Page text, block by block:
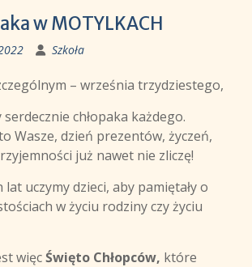
w MOTYLKACH
Szkoła
– września trzydziestego,
chłopaka każdego.
Wasze, dzień prezentów, życzeń,
już nawet nie zliczę!
lat uczymy dzieci, aby pamiętały o
w życiu rodziny czy życiu
więcŚwięto Chłopców, które